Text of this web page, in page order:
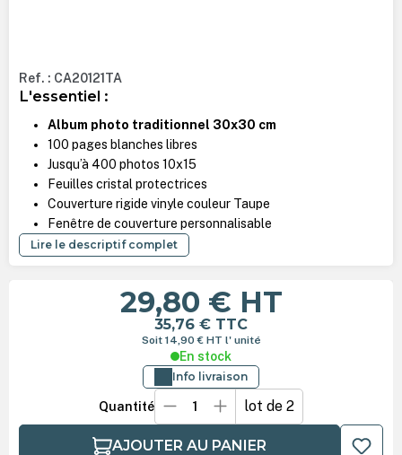
Ref. : CA20121TA
L'essentiel :
Album photo traditionnel 30x30 cm
100 pages blanches libres
Jusqu’à 400 photos 10x15
Feuilles cristal protectrices
Couverture rigide vinyle couleur Taupe
Fenêtre de couverture personnalisable
Lire le descriptif complet
29,80 € HT
35,76 € TTC
Soit 14,90 € HT l' unité
En stock
Info livraison
Quantité lot de 2
AJOUTER AU PANIER